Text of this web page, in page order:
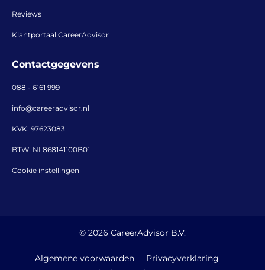
Reviews
Klantportaal CareerAdvisor
Contactgegevens
088 - 6161 999
info@careeradvisor.nl
KVK: 97623083
BTW: NL868141100B01
Cookie instellingen
© 2026 CareerAdvisor B.V.
Algemene voorwaarden
Privacyverklaring